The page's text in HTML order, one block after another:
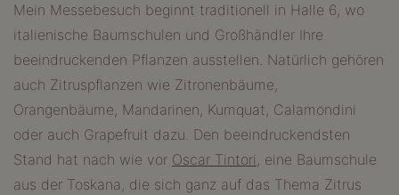
Mein Messebesuch beginnt traditionell in Halle 6, wo
italienische Baumschulen und Großhändler Ihre
beeindruckenden Pflanzen ausstellen. Natürlich gehören
auch Zitruspflanzen wie Zitronenbäume,
Orangenbäume, Mandarinen, Kumquat, Calamondini
oder auch Grapefruit dazu. Den beeindruckendsten
Stand hat nach wie vor Oscar Tintori , eine Baumschule
aus der Toskana, die sich ganz auf das Thema Zitrus